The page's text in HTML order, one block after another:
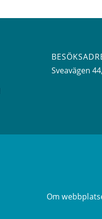
Sveavägen 44
Om